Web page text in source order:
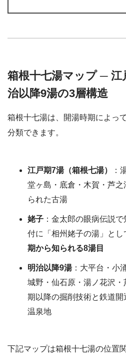
箱根十七湯マップ ─ 江
治以降9湯の3層構造
箱根十七湯は、開湯時期によっ
分類できます。
江戸期7湯（箱根七湯）
：
堂ヶ島・底倉・木賀・芦
られた古湯
姥子 ：金太郎の眼病伝説
付に「相州姥子の湯」とし
期から知られる8湯目
明治以降9湯：大平台・小
城野・仙石原・湯ノ花沢
期以降の掘削技術と鉄道
温泉地
下記マップは箱根十七湯の位置